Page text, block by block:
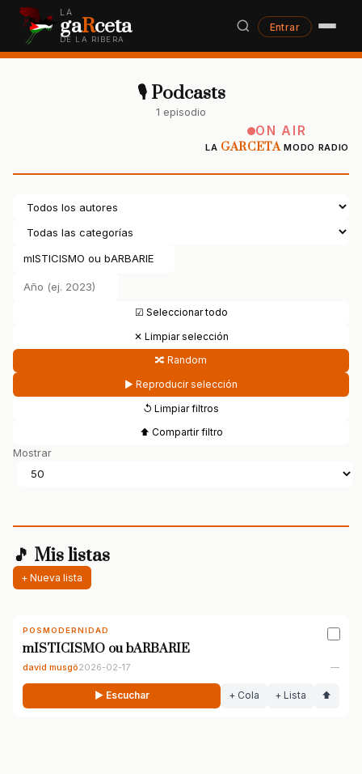
LA
gaRceta
DE LA RIBERA
Entrar
🎙 Podcasts
1 episodio
ON AIR
LA GARCETAMODO RADIO
☑ Seleccionar todo
✕ Limpiar selección
🔀 Random
▶ Reproducir selección
↺ Limpiar filtros
⬆ Compartir filtro
Mostrar
🎵 Mis listas
+ Nueva lista
POSMODERNIDAD
mISTICISMO ou bARBARIE
david musgö2026-02-17 —
▶ Escuchar + Cola + Lista ⬆